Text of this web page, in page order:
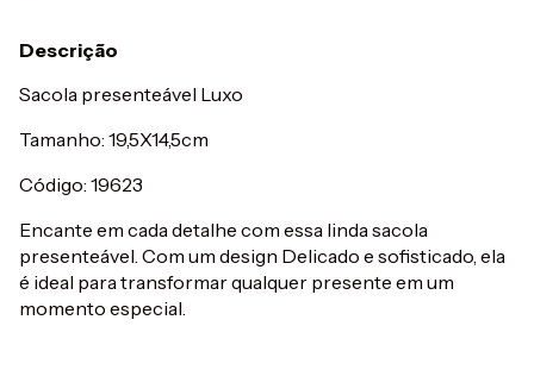
Descrição
Sacola presenteável Luxo
Tamanho: 19,5X14,5cm
Código: 19623
Encante em cada detalhe com essa linda sacola
presenteável. Com um design Delicado e sofisticado, ela
é ideal para transformar qualquer presente em um
momento especial.